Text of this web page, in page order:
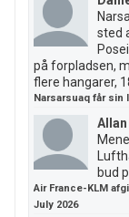
sted
på forpladsen,
flere hangarer,
Narsarsuaq får sin
Allan
bud
Air France-KLM
July 2026